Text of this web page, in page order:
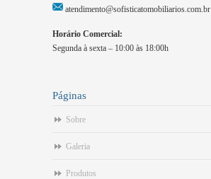
atendimento@sofisticatomobiliarios.com.br
Horário Comercial:
Segunda à sexta – 10:00 às 18:00h
Páginas
Sobre
Galeria
Produtos